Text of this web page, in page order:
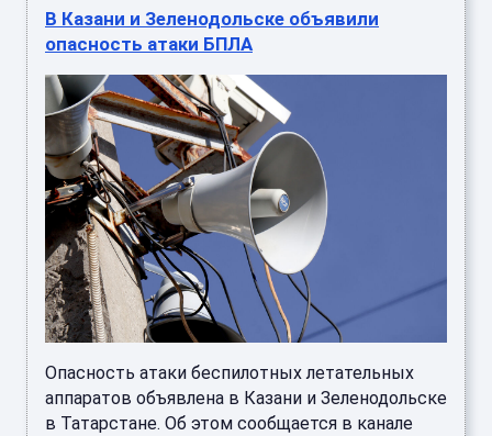
В Казани и Зеленодольске объявили
опасность атаки БПЛА
Опасность атаки беспилотных летательных
аппаратов объявлена в Казани и Зеленодольске
в Татарстане. Об этом сообщается в канале